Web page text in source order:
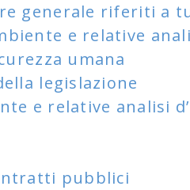
generale riferiti a
e relative
umana
legislazione
e relative analisi
pubblici